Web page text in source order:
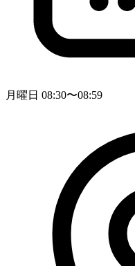
月曜日 08:30〜08:59